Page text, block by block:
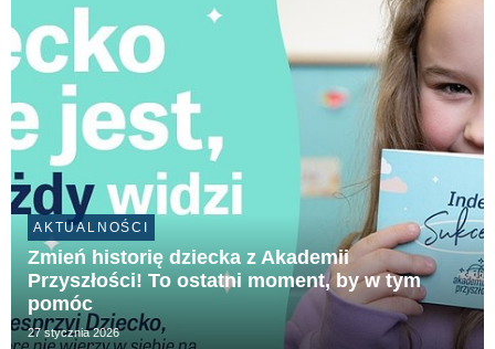
AKTUALNOŚCI
Zmień historię dziecka z Akademii
Przyszłości! To ostatni moment, by w tym
pomóc
27 stycznia 2026